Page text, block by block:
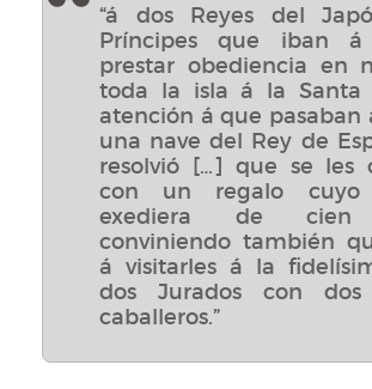
“á dos Reyes del
Príncipes que iban
prestar obediencia en
toda la isla á la Santa
atención á que pasaban
una nave del Rey de
resolvió […] que se les
con un regalo
exediera de cien
conviniendo también
á visitarles á la
dos Jurados con
caballeros.”